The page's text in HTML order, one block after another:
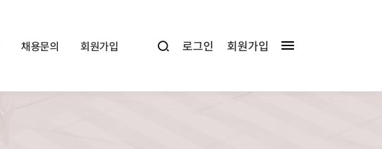
채용문의 회원가입 로그인 회원가입